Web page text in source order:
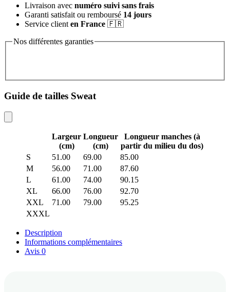
Livraison avec numéro suivi sans frais
Garanti satisfait ou remboursé 14 jours
Service client en France 🇫🇷
Nos différentes garanties
Guide de tailles Sweat
Largeur
(cm)
Longueur
(cm)
Longueur manches (à
partir du milieu du dos)
S
51.00 69.00
85.00
M
56.00 71.00
87.60
L
61.00 74.00
90.15
XL
66.00 76.00
92.70
XXL
71.00 79.00
95.25
XXXL
Description
Informations complémentaires
Avis 0